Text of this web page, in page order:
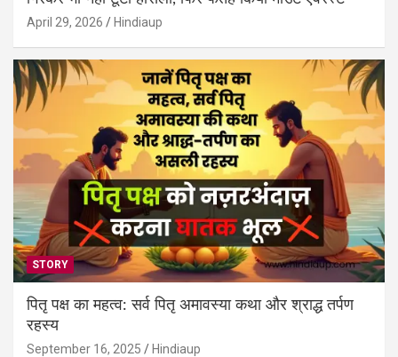
April 29, 2026 Hindiaup
STORY
पितृ पक्ष का महत्व: सर्व पितृ अमावस्या कथा और श्राद्ध तर्पण
रहस्य
September 16, 2025 Hindiaup